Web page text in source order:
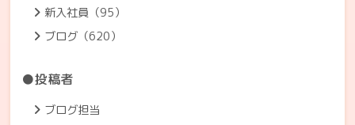
新入社員（95）
ブログ（620）
●投稿者
ブログ担当